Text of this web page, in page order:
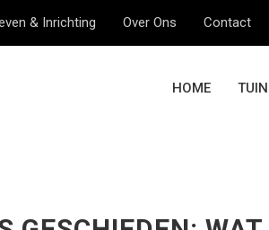
& Inrichting Over Ons Contact
HOME